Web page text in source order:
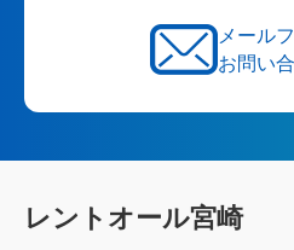
メール
お問い
レントオール宮崎